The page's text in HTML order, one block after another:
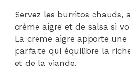
Servez les burritos chauds,
crème aigre et de salsa si
La crème aigre apporte une
parfaite qui équilibre la
et de la viande.